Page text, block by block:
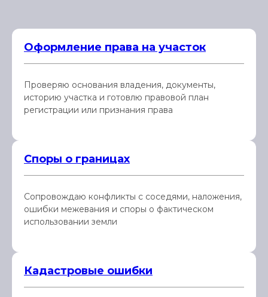
Оформление права на участок
Проверяю основания владения, документы,
историю участка и готовлю правовой план
регистрации или признания права
Споры о границах
Сопровождаю конфликты с соседями, наложения,
ошибки межевания и споры о фактическом
использовании земли
Кадастровые ошибки